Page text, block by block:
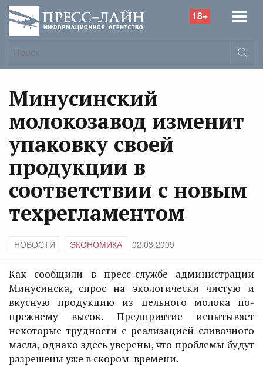
18+
Минусинский
молокозавод изменит
упаковку своей
продукции в
соответствии с новым
техрегламентом
НОВОСТИ ЭКОНОМИКА 02.03.2009
Как сообщили в пресс-службе администрации
Минусинска, спрос на экологически чистую и
вкусную продукцию из цельного молока по-
прежнему высок. Предприятие испытывает
некоторые трудности с реализацией сливочного
масла, однако здесь уверены, что проблемы будут
разрешены уже в скором времени.